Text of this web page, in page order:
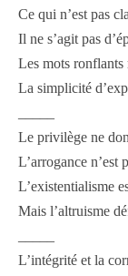
Ce qui n’est pas
Il ne s’agit pas
Les mots ronflants
La simplicité
Le privilège ne
L’arrogance n’est
L’existentialisme
Mais l’altruisme
L’intégrité et la